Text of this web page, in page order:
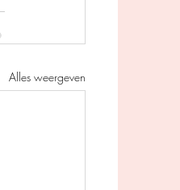
Alles weergeven